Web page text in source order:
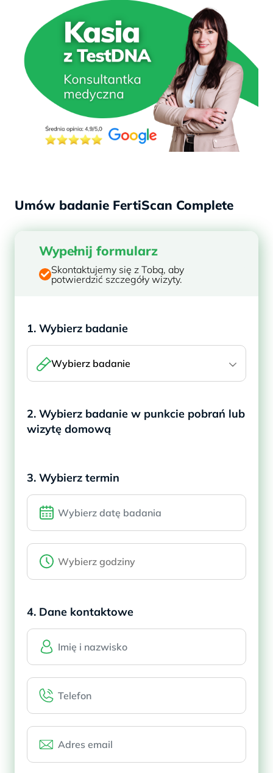
Umów badanie FertiScan Complete
Wypełnij formularz
Skontaktujemy się z Tobą, aby
potwierdzić szczegóły wizyty.
1. Wybierz badanie
Wybierz badanie
2. Wybierz badanie w punkcie pobrań lub
wizytę domową
3. Wybierz termin
4. Dane kontaktowe